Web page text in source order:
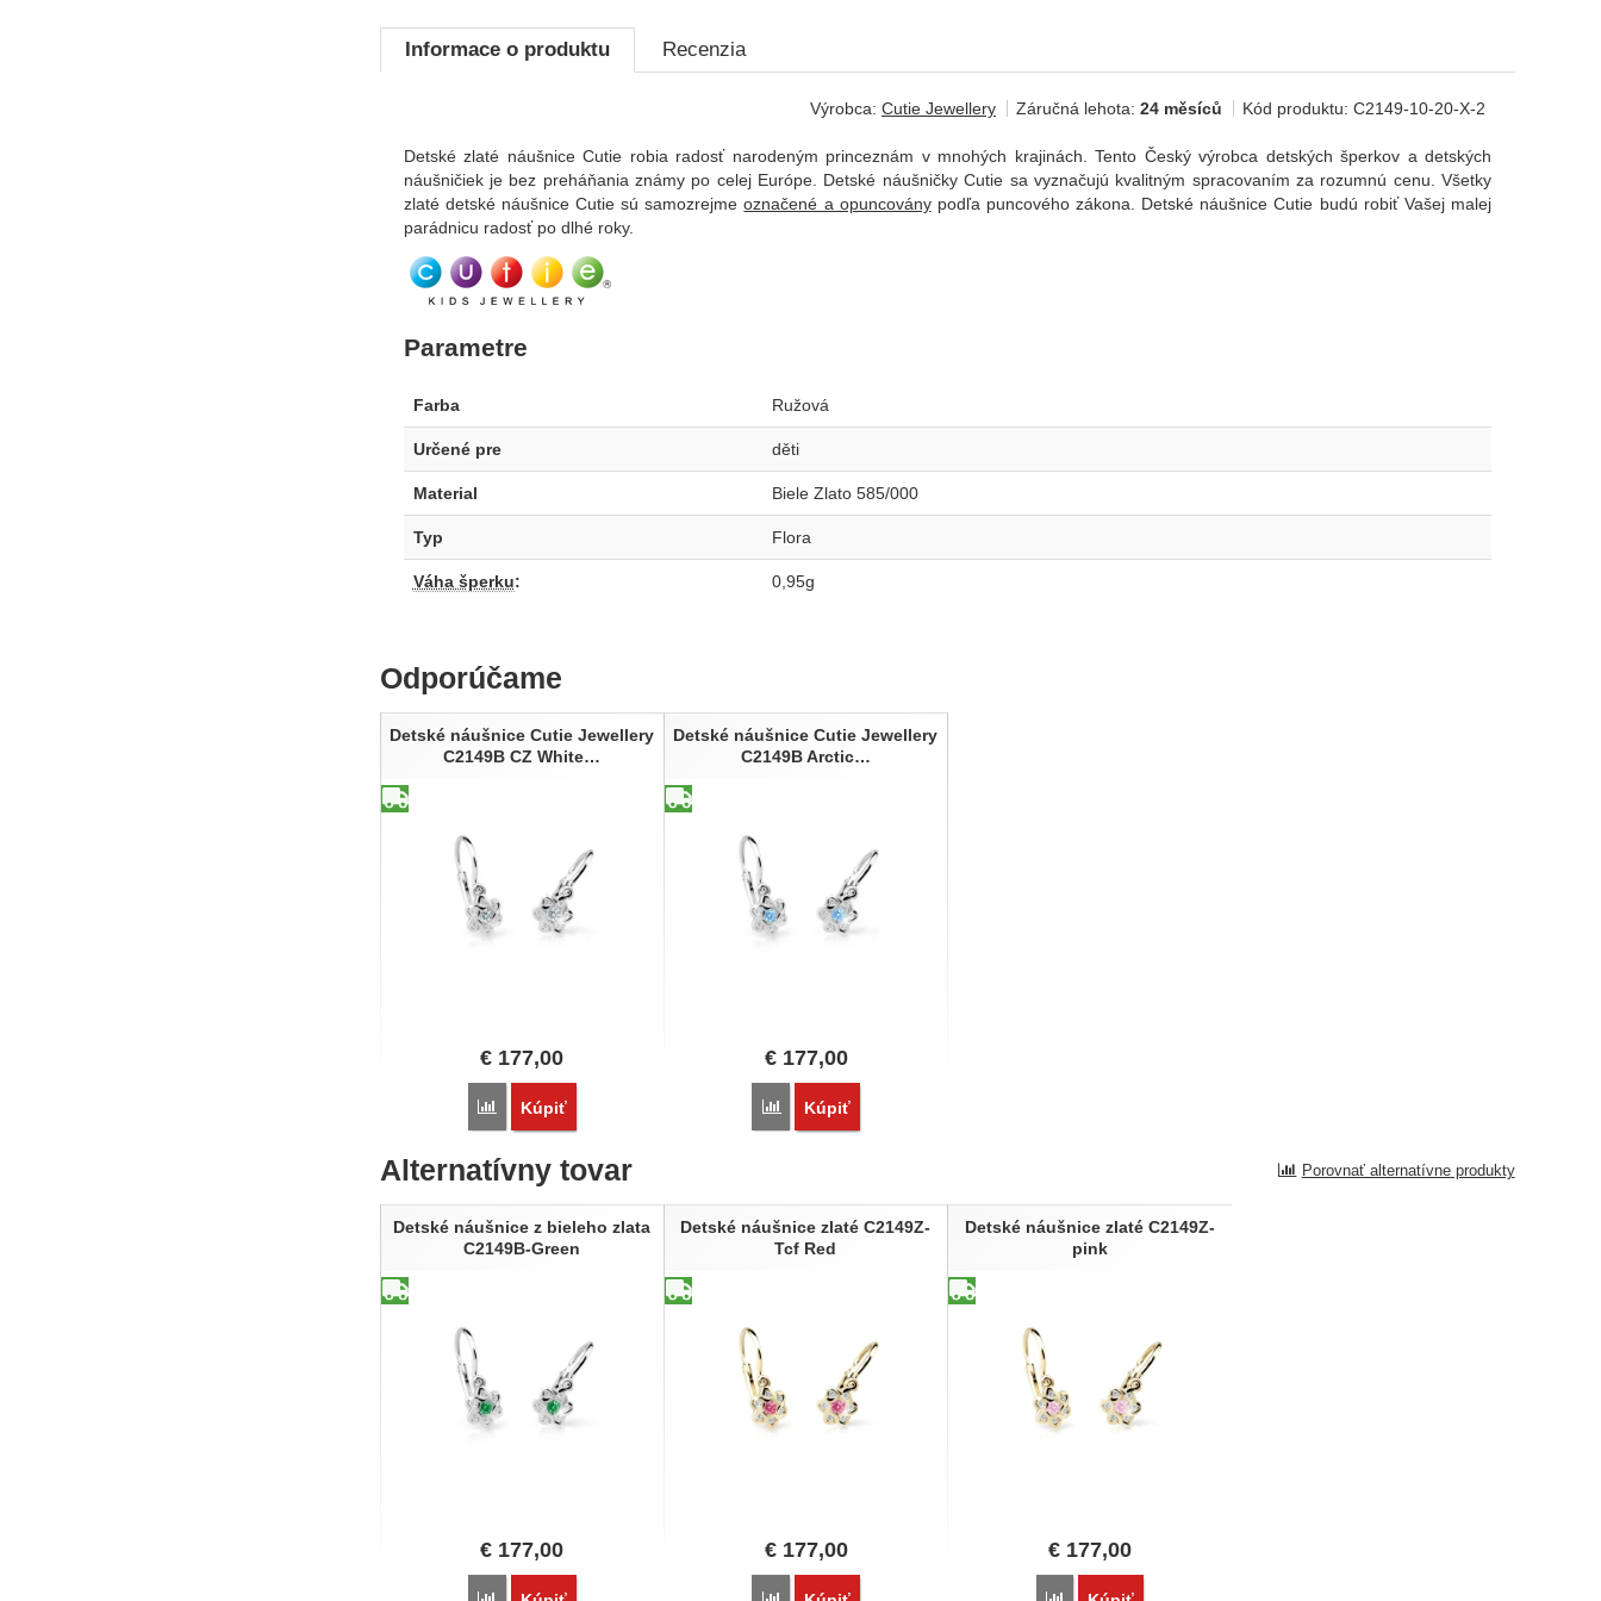
Informace o produktu Recenzia
Výrobca: Cutie Jewellery Záručná lehota: 24 měsíců Kód produktu: C2149-10-20-X-2
Detské zlaté náušnice Cutie robia radosť narodeným princeznám v mnohých krajinách. Tento Český výrobca detských šperkov a detských
náušničiek je bez preháňania známy po celej Európe. Detské náušničky Cutie sa vyznačujú kvalitným spracovaním za rozumnú cenu. Všetky
zlaté detské náušnice Cutie sú samozrejmeoznačené a opuncoványpodľa puncového zákona. Detské náušnice Cutie budú robiť Vašej malej
parádnicu radosť po dlhé roky.
Parametre
Farba Ružová
Určené pre děti
Material Biele Zlato 585/000
Typ Flora
Váha šperku: 0,95g
Odporúčame
Detské náušnice Cutie Jewellery
C2149B CZ White…
€ 177,00
Porovnať
Kúpiť
Detské náušnice Cutie Jewellery
C2149B Arctic…
€177,00
Porovnať
Kúpiť
Alternatívny tovar Porovnať alternatívne produkty
Detské náušnice z bieleho zlata
C2149B-Green
€ 177,00
Detské náušnice zlaté C2149Z-
Tcf Red
€177,00
Detské náušnice zlaté C2149Z-
pink
€177,00